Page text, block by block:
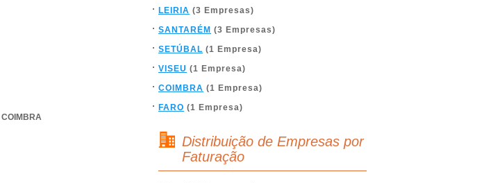
COIMBRA
LEIRIA (3 Empresas)
SANTARÉM (3 Empresas)
SETÚBAL (1 Empresa)
VISEU (1 Empresa)
COIMBRA (1 Empresa)
FARO (1 Empresa)
Distribuição de Empresas por
Faturação